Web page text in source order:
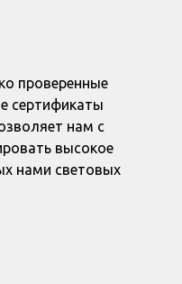
проверенные
сертификаты
нам с
высокое
нами световых